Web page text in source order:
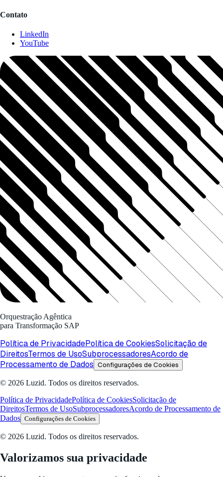
Contato
LinkedIn
YouTube
Orquestração Agêntica
para Transformação SAP
Política de PrivacidadePolítica de CookiesSolicitação de
DireitosTermos de UsoSubprocessadoresAcordo de
Processamento de Dados Configurações de Cookies
© 2026 Luzid. Todos os direitos reservados.
Política de PrivacidadePolítica de CookiesSolicitação de
DireitosTermos de UsoSubprocessadoresAcordo de Processamento de
Dados Configurações de Cookies
© 2026 Luzid. Todos os direitos reservados.
Valorizamos sua privacidade